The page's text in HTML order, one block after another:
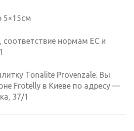
5×15см
соответствие нормам EC и
Tonalite Provenzale. Вы
Frotelly в Киеве по адресу —
37/1